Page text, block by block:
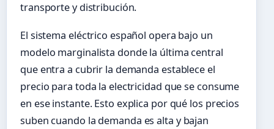
transporte y distribución.
El sistema eléctrico español opera bajo un
modelo marginalista donde la última central
que entra a cubrir la demanda establece el
precio para toda la electricidad que se consume
en ese instante. Esto explica por qué los precios
suben cuando la demanda es alta y bajan